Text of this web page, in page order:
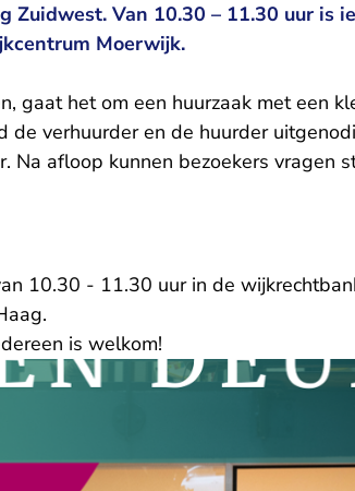
Zuidwest. Van 10.30 – 11.30 uur is
Moerwijk.
gaat het om een huurzaak met een
de verhuurder en de huurder
Na afloop kunnen bezoekers vragen
10.30 - 11.30 uur in de
is welkom!